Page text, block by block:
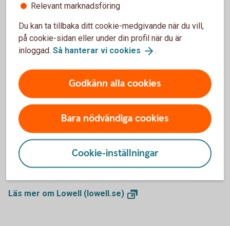
Erbjudande till dig som är kund
hos oss
Ingen årsavgift
25 % på Efterbevakning
Så här fungerar Inkasso
Mer om Lowell
Läs mer om Lowell (lowell.se)
Relevant marknadsföring
Du kan ta tillbaka ditt cookie-medgivande när du vill,
på cookie-sidan eller under din profil när du är
inloggad. Så hanterar vi cookies .
Godkänn alla cookies
Bara nödvändiga cookies
Cookie-inställningar